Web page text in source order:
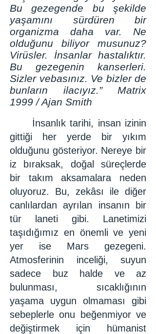
Bu gezegende bu şekilde
yaşamını sürdüren bir
organizma daha var. Ne
olduğunu biliyor musunuz?
Virüsler. İnsanlar hastalıktır.
Bu gezegenin kanserleri.
Sizler vebasınız. Ve bizler de
bunların ilacıyız.” Matrix
1999 / Ajan Smith
İnsanlık tarihi, insan izinin
gittiği her yerde bir yıkım
olduğunu gösteriyor. Nereye bir
iz bıraksak, doğal süreçlerde
bir takım aksamalara neden
oluyoruz. Bu, zekâsı ile diğer
canlılardan ayrılan insanın bir
tür laneti gibi. Lanetimizi
taşıdığımız en önemli ve yeni
yer ise Mars gezegeni.
Atmosferinin inceliği, suyun
sadece buz halde ve az
bulunması, sıcaklığının
yaşama uygun olmaması gibi
sebeplerle onu beğenmiyor ve
değiştirmek için hümanist